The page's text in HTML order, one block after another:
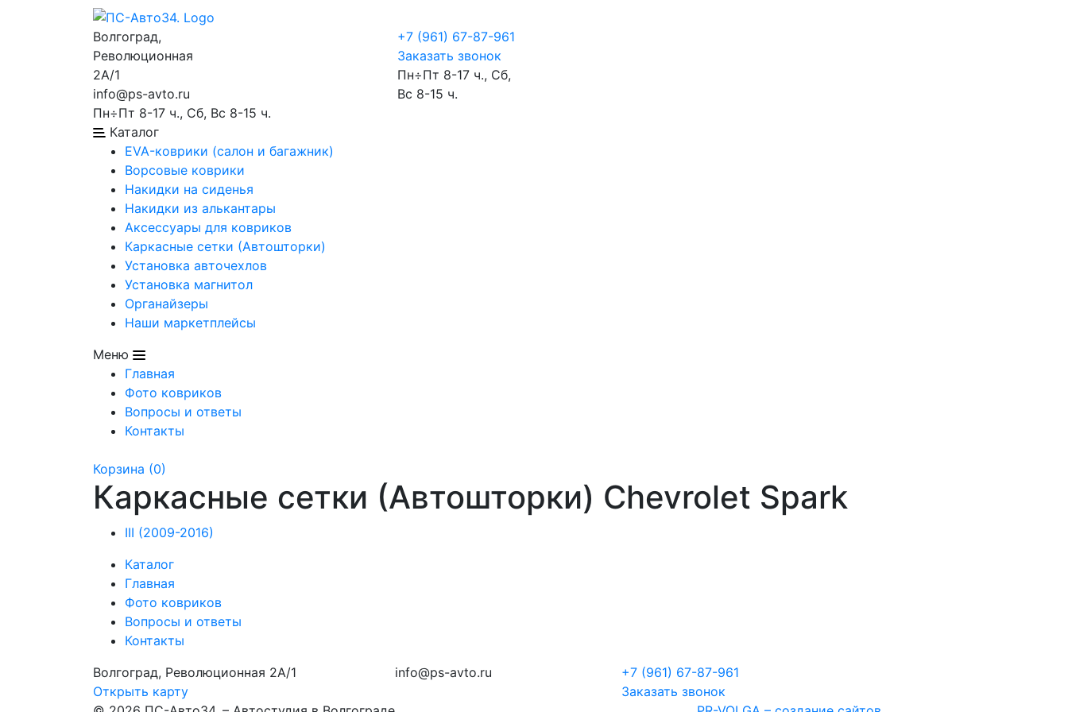
Волгоград,
Революционная
2А/1
info@ps-avto.ru
+7 (961) 67-87-961
Заказать звонок
Пн÷Пт 8-17 ч., Сб,
Вс 8-15 ч.
Пн÷Пт 8-17 ч., Сб, Вс 8-15 ч.
Каталог
EVA-коврики (салон и багажник)
Ворсовые коврики
Накидки на сиденья
Накидки из алькантары
Аксессуары для ковриков
Каркасные сетки (Автошторки)
Установка авточехлов
Установка магнитол
Органайзеры
Наши маркетплейсы
Меню
Главная
Фото ковриков
Вопросы и ответы
Контакты
Корзина (0)
Каркасные сетки (Автошторки) Chevrolet Spark
III (2009-2016)
Каталог
Главная
Фото ковриков
Вопросы и ответы
Контакты
Волгоград, Революционная 2А/1
Открыть карту
info@ps-avto.ru
+7 (961) 67-87-961
Заказать звонок